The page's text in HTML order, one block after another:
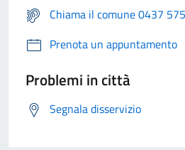
Chiama il comune 0437
Prenota un appuntamento
Problemi in città
Segnala disservizio